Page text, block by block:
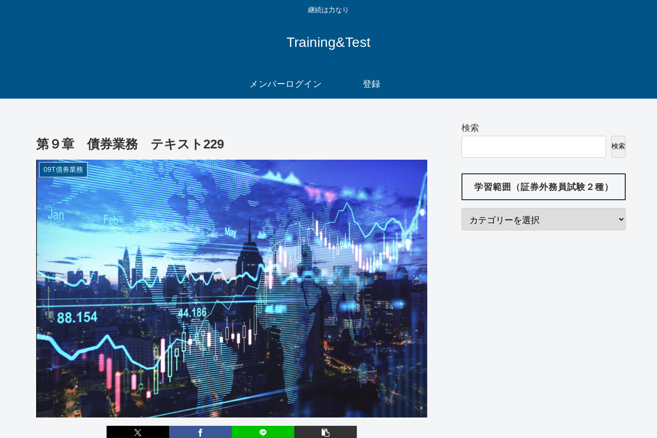
継続は力なり
Training&Test
メンバーログイン 登録
第９章 債券業務 テキスト229
09T債券業務
検索
検索
学習範囲（証券外務員試験２種）